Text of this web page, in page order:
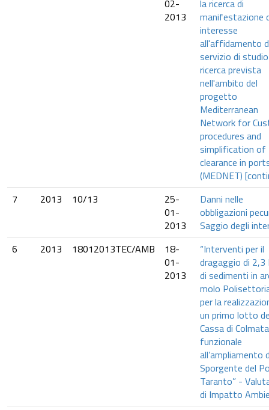
02-
2013
la ricerca di
manifestazione
interesse
all'affidamento
servizio di
ricerca prevista
nell'ambito del
progetto
Mediterranean
Network for
procedures and
simplification of
clearance in
(MEDNET)
7
2013 10/13
25-
01-
2013
Danni nelle
obbligazioni
Saggio degli
6
2013 18012013TEC/AMB
18-
01-
2013
“Interventi per il
dragaggio di 2,3
di sedimenti in
molo
per la
un primo lotto
Cassa di Colmata
funzionale
all’ampliamento
Sporgente del
Taranto” -
di Impatto